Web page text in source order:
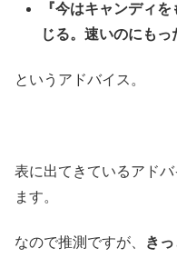
『今はキャンディ
じる。速いのにもっ
というアドバイス。
表に出てきているアド
ます。
なので推測ですが、
き